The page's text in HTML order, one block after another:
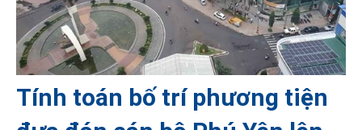
Tính toán bố trí phương tiện